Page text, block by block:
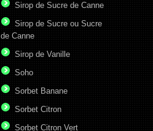
Sirop de Sucre de Canne
Sirop de Sucre ou Sucre
de Canne
Sirop de Vanille
Soho
Sorbet Banane
Sorbet Citron
Sorbet Citron Vert